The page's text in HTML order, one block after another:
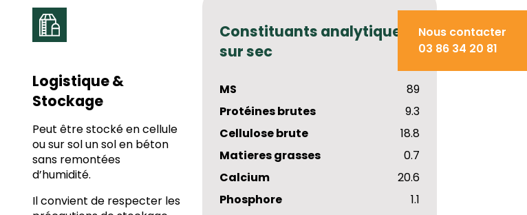
Nous contacter
03 86 34 20 81
Logistique &
Stockage
Peut être stocké en cellule
ou sur sol un sol en béton
sans remontées
d’humidité.
Il convient de respecter les
Constituants analytiques
sur sec
MS
89
Protéines brutes
9.3
Cellulose brute
18.8
Matieres grasses
0.7
Calcium
20.6
Phosphore
1.1